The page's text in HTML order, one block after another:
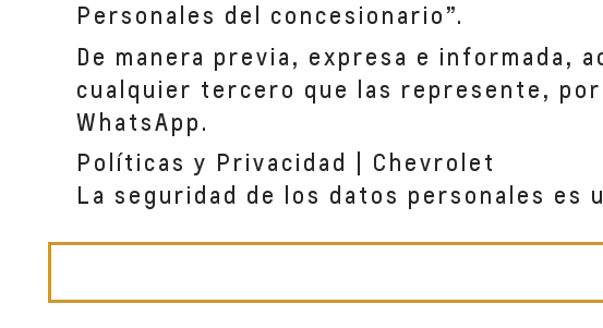
Personales del concesionario”.
De manera previa, expresa e informada,
cualquier tercero que las represente,
WhatsApp.
Políticas y Privacidad | Chevrolet
La seguridad de los datos personales es